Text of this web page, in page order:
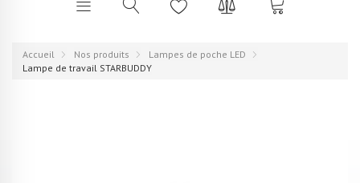
Accueil Nos produits
Lampes de poche LED
Lampe de travail STARBUDDY